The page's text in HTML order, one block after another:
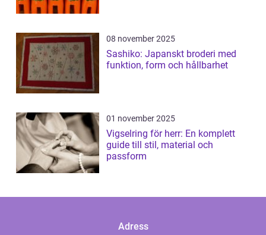
08 november 2025
Sashiko: Japanskt broderi med
funktion, form och hållbarhet
01 november 2025
Vigselring för herr: En komplett
guide till stil, material och
passform
Adress